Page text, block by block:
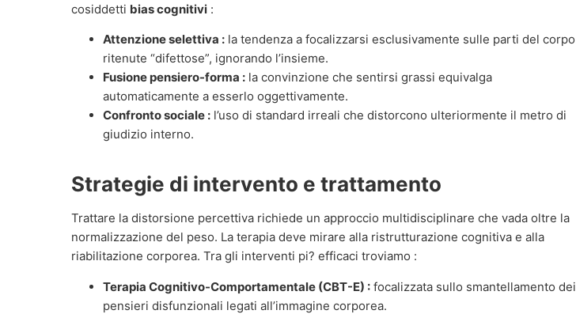
cosiddetti bias cognitivi :
Attenzione selettiva : la tendenza a focalizzarsi esclusivamente sulle parti del corpo
ritenute “difettose”, ignorando l’insieme.
Fusione pensiero-forma : la convinzione che sentirsi grassi equivalga
automaticamente a esserlo oggettivamente.
Confronto sociale : l’uso di standard irreali che distorcono ulteriormente il metro di
giudizio interno.
Strategie di intervento e trattamento
Trattare la distorsione percettiva richiede un approccio multidisciplinare che vada oltre la
normalizzazione del peso. La terapia deve mirare alla ristrutturazione cognitiva e alla
riabilitazione corporea. Tra gli interventi pi? efficaci troviamo :
Terapia Cognitivo-Comportamentale (CBT-E) : focalizzata sullo smantellamento dei
pensieri disfunzionali legati all’immagine corporea.